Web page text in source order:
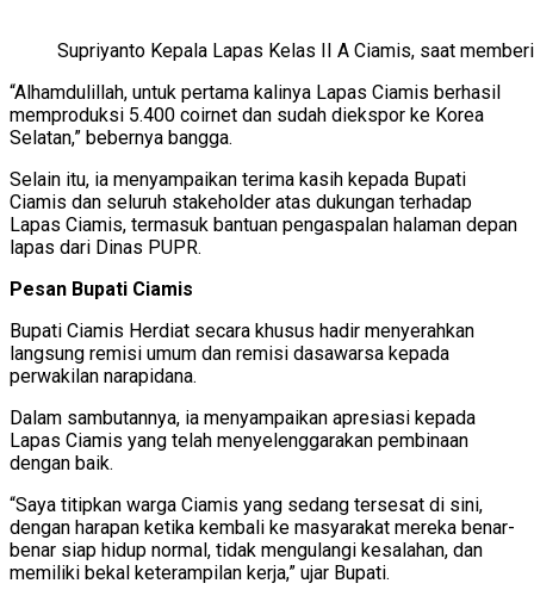
Supriyanto Kepala Lapas Kelas II A Ciamis, saat
“Alhamdulillah, untuk pertama kalinya Lapas Ciamis berhasil
memproduksi 5.400 coirnet dan sudah diekspor ke Korea
Selatan,” bebernya bangga.
Selain itu, ia menyampaikan terima kasih kepada Bupati
Ciamis dan seluruh stakeholder atas dukungan terhadap
Lapas Ciamis, termasuk bantuan pengaspalan halaman depan
lapas dari Dinas PUPR.
Pesan Bupati Ciamis
Bupati Ciamis Herdiat secara khusus hadir menyerahkan
langsung remisi umum dan remisi dasawarsa kepada
perwakilan narapidana.
Dalam sambutannya, ia menyampaikan apresiasi kepada
Lapas Ciamis yang telah menyelenggarakan pembinaan
dengan baik.
“Saya titipkan warga Ciamis yang sedang tersesat di sini,
dengan harapan ketika kembali ke masyarakat mereka benar-
benar siap hidup normal, tidak mengulangi kesalahan, dan
memiliki bekal keterampilan kerja,” ujar Bupati.